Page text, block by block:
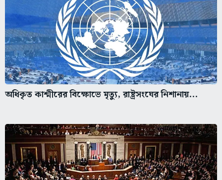
অধিকৃত কাশ্মীরের বিক্ষোভে মৃত্যু, রাষ্ট্রসংঘের নিশানায়...